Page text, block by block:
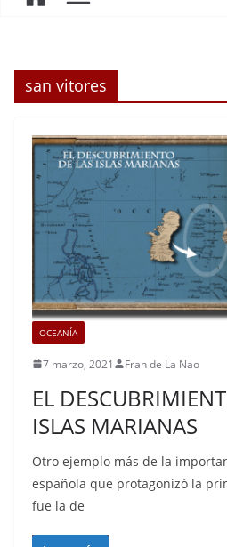
san vitores
OCEANÍA
7 marzo, 2021 Fran de La Nao
EL
ISLAS MARIANAS
Otro ejemplo más de la
española que protagonizó la
fue la de